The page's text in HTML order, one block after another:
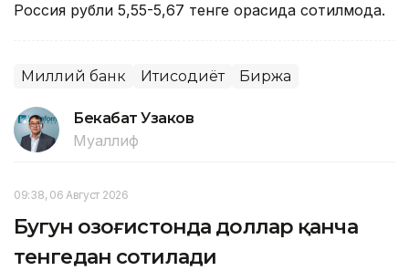
Россия рубли 5,55-5,67 тенге орасида сотилмоқда.
Миллий банк Иқтисодиёт Биржа
Бекабат Узаков
Муаллиф
09:38, 06 Август 2026
Бугун Қозоғистонда доллар қанча
тенгедан сотилади